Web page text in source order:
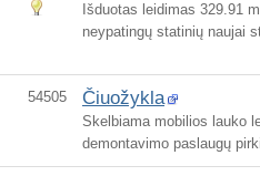
Išduotas leidimas 329.91
neypatingų statinių naujai
54505 Čiuožykla
Skelbiama mobilios lauko
demontavimo paslaugų